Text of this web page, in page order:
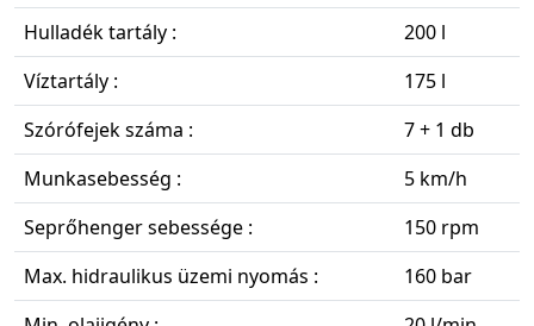
Hulladék tartály :
200 l
Víztartály :
175 l
Szórófejek száma :
7 + 1 db
Munkasebesség :
5 km/h
Seprőhenger sebessége :
150 rpm
Max. hidraulikus üzemi nyomás :
160 bar